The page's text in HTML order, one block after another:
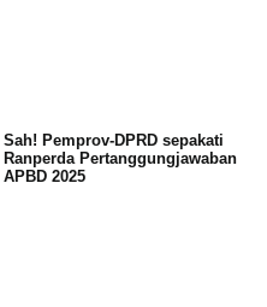
Sah! Pemprov-DPRD sepakati
Ranperda Pertanggungjawaban
APBD 2025